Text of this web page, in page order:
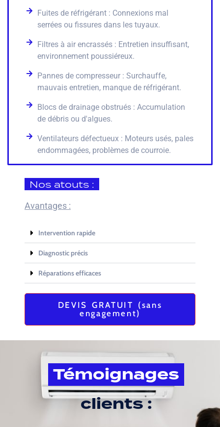
Fuites de réfrigérant : Connexions mal
serrées ou fissures dans les tuyaux.
Filtres à air encrassés : Entretien insuffisant,
environnement poussiéreux.
Pannes de compresseur : Surchauffe,
mauvais entretien, manque de réfrigérant.
Blocs de drainage obstrués : Accumulation
de débris ou d'algues.
Ventilateurs défectueux : Moteurs usés, pales
endommagées, problèmes de courroie.
Nos atouts :
Avantages :
Intervention rapide
Diagnostic précis
Réparations efficaces
DEVIS GRATUIT (sans
engagement)
Témoignages
clients :